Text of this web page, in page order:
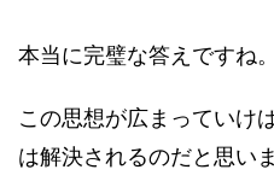
本当に完璧な答えですね。
この思想が広まっていけ
は解決されるのだと思いま